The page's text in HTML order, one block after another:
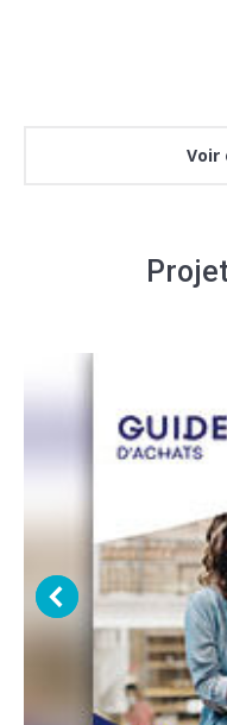
Voir